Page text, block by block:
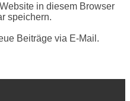
in diesem Browser
speichern.
Beiträge via E-Mail.